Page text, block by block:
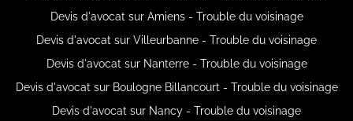
Devis d'avocat sur Amiens - Trouble du voisinage
Devis d'avocat sur Villeurbanne - Trouble du voisinage
Devis d'avocat sur Nanterre - Trouble du voisinage
Devis d'avocat sur Boulogne Billancourt - Trouble du voisinage
Devis d'avocat sur Nancy - Trouble du voisinage